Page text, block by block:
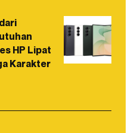
HP Lipat
Karakter